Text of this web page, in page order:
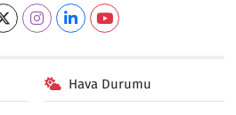
Hava Durumu